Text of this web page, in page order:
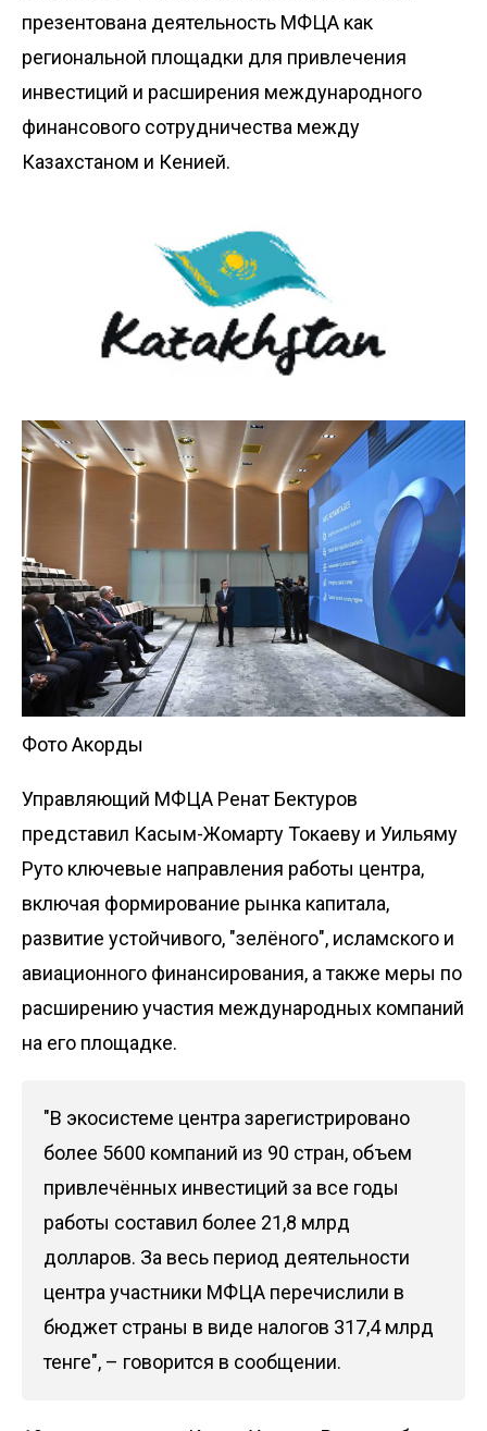
презентована деятельность МФЦА как
региональной площадки для привлечения
инвестиций и расширения международного
финансового сотрудничества между
Казахстаном и Кенией.
Фото Акорды
Управляющий МФЦА Ренат Бектуров
представил Касым-Жомарту Токаеву и Уильяму
Руто ключевые направления работы центра,
включая формирование рынка капитала,
развитие устойчивого, "зелёного", исламского и
авиационного финансирования, а также меры по
расширению участия международных компаний
на его площадке.
"В экосистеме центра зарегистрировано
более 5600 компаний из 90 стран, объем
привлечённых инвестиций за все годы
работы составил более 21,8 млрд
долларов. За весь период деятельности
центра участники МФЦА перечислили в
бюджет страны в виде налогов 317,4 млрд
тенге", – говорится в сообщении.